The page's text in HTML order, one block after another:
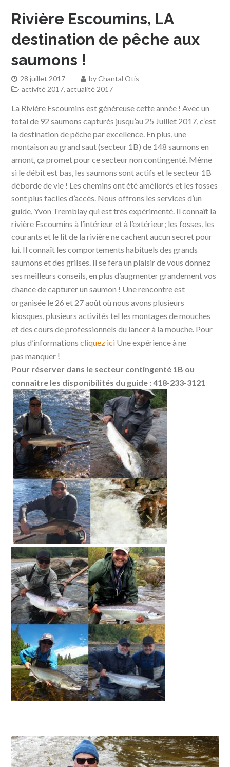
Rivière Escoumins, LA
destination de pêche aux
saumons !
28 juillet 2017 byChantal Otis
activité 2017,actualité 2017
La Rivière Escoumins est généreuse cette année ! Avec un
total de 92 saumons capturés jusqu’au 25 Juillet 2017, c’est
la destination de pêche par excellence. En plus, une
montaison au grand saut (secteur 1B) de 148 saumons en
amont, ça promet pour ce secteur non contingenté. Même
si le débit est bas, les saumons sont actifs et le secteur 1B
déborde de vie ! Les chemins ont été améliorés et les fosses
sont plus faciles d’accès. Nous offrons les services d’un
guide, Yvon Tremblay qui est très expérimenté. Il connaît la
rivière Escoumins à l’intérieur et à l’extérieur; les fosses, les
courants et le lit de la rivière ne cachent aucun secret pour
lui. Il connaît les comportements habituels des grands
saumons et des grilses. Il se fera un plaisir de vous donnez
ses meilleurs conseils,en plus d’augmenter grandement vos
chance de capturer un saumon ! Une rencontre est
organisée le 26 et 27 août où nous avons plusieurs
kiosques, plusieurs activités tel les montages de mouches
et des cours de professionnels du lancer à la mouche. Pour
plus d’informationscliquez ici Une expérience à ne
pas manquer !
Pour réserver dans le secteur contingenté 1B ou
connaître les disponibilités du guide : 418-233-3121